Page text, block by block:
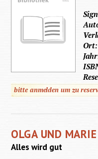
bitte anmelden um zu
OLGA UND MARIE
Alles wird gut